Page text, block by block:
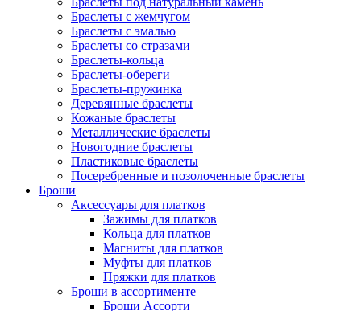
Браслеты с жемчугом
Браслеты с эмалью
Браслеты со стразами
Браслеты-кольца
Браслеты-обереги
Браслеты-пружинка
Деревянные браслеты
Кожаные браслеты
Металлические браслеты
Новогодние браслеты
Пластиковые браслеты
Посеребренные и позолоченные браслеты
Броши
Аксессуары для платков
Зажимы для платков
Кольца для платков
Магниты для платков
Муфты для платков
Пряжки для платков
Броши в ассортименте
Броши Ассорти